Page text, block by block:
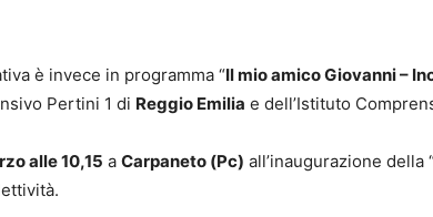
è invece in programma “Il mio amico Giovanni –
Pertini 1 di Reggio Emilia e dell’Istituto
alle 10,15 a Carpaneto (Pc) all’inaugurazione della